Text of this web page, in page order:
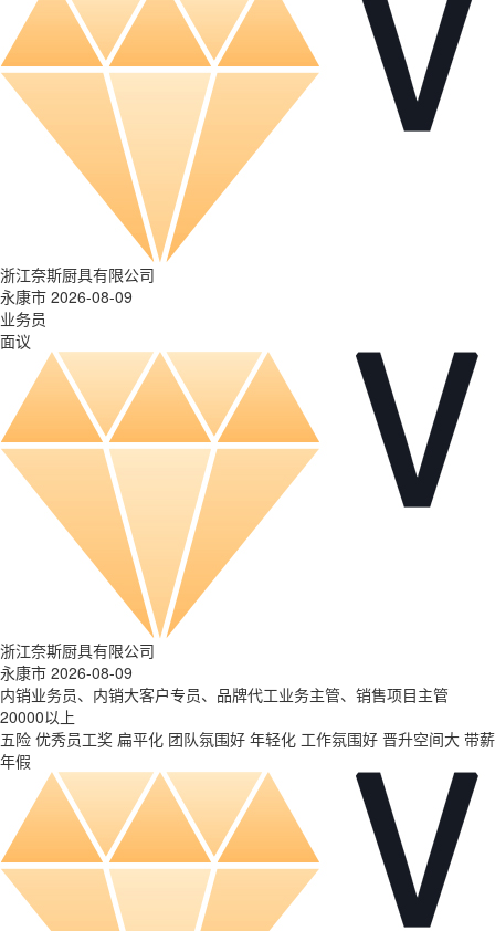
浙江奈斯厨具有限公司
永康市 2026-08-09
业务员
面议
浙江奈斯厨具有限公司
永康市 2026-08-09
内销业务员、内销大客户专员、品牌代工业务主管、销售项目主管
20000以上
五险 优秀员工奖 扁平化 团队氛围好 年轻化 工作氛围好 晋升空间大 带薪
年假